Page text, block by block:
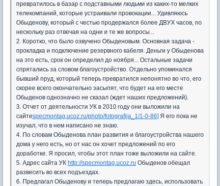
превратилось в базар с подставными людьми из каких-то мелких
телекомпаний, которые устраивали провокации... Удивляюсь
Обыденову, который с честью продержался более ДВУХ часов, по
нескольку раз отвечая на одни и те же вопросы...
2. Коротко, что было озвучено Обыденовым. Основная задача -
прокладка и подключение резервного кабеля. Деньги у Обыденова
на это есть, срок он определил до ноября... Остальные задачи
спрятались за словом благоустройство. Отдельно упоминался
бывший пруд, который теперь превратился непонятно во что, его
скорее всего окончательно засыпят, что будет на его месте
Обыденов однозначно не сказал (ждет наших предложений).
3. Отчет от деятельности УК в 2010 году они выложили на
сайтеspecmontag.ucoz.ru/photo/fotografija_1/1-0-86] Я его пока не
изучал, что в нем написано не знаю.
4. По словам Обыденова план развития и благоустройства нашего
дома у него есть, но от нас он хочет предложений по его
доработке. Я просил, чтобы этот план тоже выложили на сайте.
5. Адрес сайта УК http://specmontag.ucoz.ru Обыденов обещал
развесить во всех подъездах.
6. Предлагал Обыденову и теперь предлагаю здесь, использовать